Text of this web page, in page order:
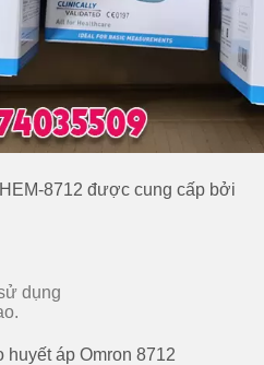
8712 được cung cấp bởi
dụng
áp Omron 8712